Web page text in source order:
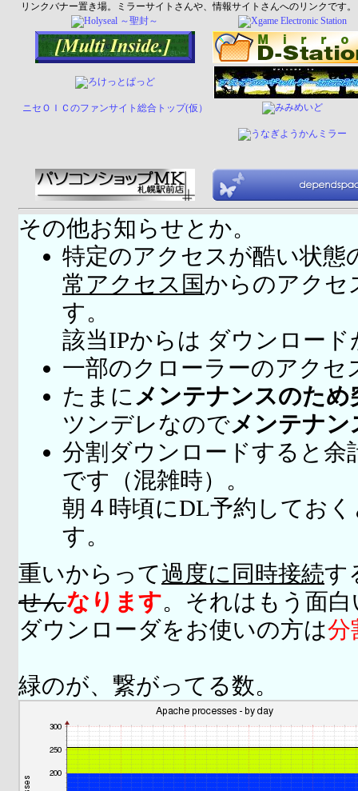
リンクバナー置き場。ミラーサイトさんや、情報サイトさんへのリンクです。
ニセＯＩＣのファンサイト総合トップ(仮）
その他お知らせとか。
特定のアクセスが酷い状態
常アクセス国からのアクセ
す。
該当IPからは ダウンロー
一部のクローラーのアクセ
たまに メンテナンスのため
ツンデレなのでメンテナ
分割ダウンロードすると余
です（混雑時）。
朝４時頃にDL予約してお
す。
重いからって過度に同時接続す
せんなります。それはもう面
ダウンローダをお使いの方は分
緑のが、繋がってる数。